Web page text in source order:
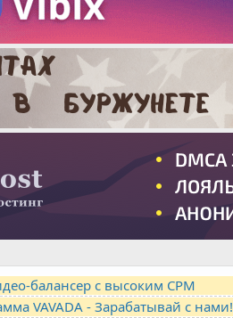
балансер с высоким CPM
VAVADA - Зарабатывай с нами!